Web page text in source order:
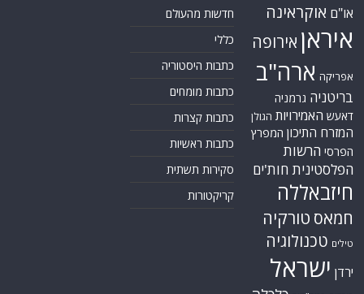
או"ם אוקראינה
איראן אירופה
אפריקה ארה"ב
בריטניה גרמניה
דאעש האמירויות הגולן
המזרח התיכון המפרץ
הפרסי הרשות
הפלסטינית חות'ים
חיזבאללה
חמאס טורקיה
טילים טכנולוגיה
ירדן ישראל
חדשות מהעולם
כללי
כתבות היסטוריה
כתבות מומחים
כתבות קצרות
כתבות ראשיות
סקירות תשתית
קריקטורות